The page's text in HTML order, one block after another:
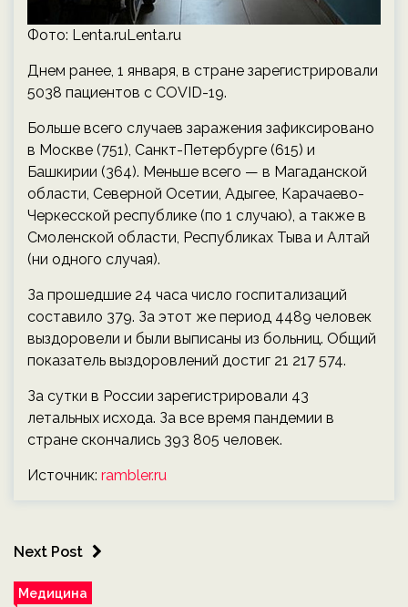
Фото: Lenta.ruLenta.ru
Днем ранее, 1 января, в стране зарегистрировали
5038 пациентов с COVID-19.
Больше всего случаев заражения зафиксировано
в Москве (751), Санкт-Петербурге (615) и
Башкирии (364). Меньше всего — в Магаданской
области, Северной Осетии, Адыгее, Карачаево-
Черкесской республике (по 1 случаю), а также в
Смоленской области, Республиках Тыва и Алтай
(ни одного случая).
За прошедшие 24 часа число госпитализаций
составило 379. За этот же период 4489 человек
выздоровели и были выписаны из больниц. Общий
показатель выздоровлений достиг 21 217 574.
За сутки в России зарегистрировали 43
летальных исхода. За все время пандемии в
стране скончались 393 805 человек.
Источник: rambler.ru
Next Post
Медицина